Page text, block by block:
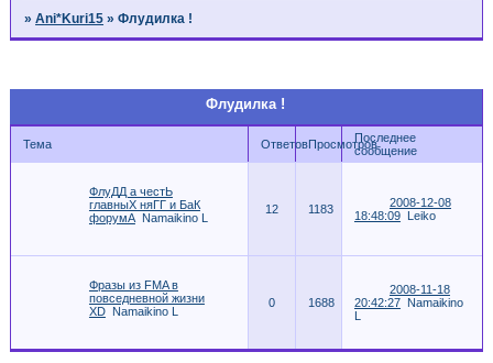
»Ani*Kuri15 »Флудилка !
Флудилка !
Тема ОтветовПросмотровПоследнее
сообщение
ФлуДД а честЬ
главныХ няГГ и БаК
форумА Namaikino L
12 1183
2008-12-08
18:48:09 Leiko
Фразы из FMA в
повседневной жизни
XD Namaikino L
0 1688
2008-11-18
20:42:27 Namaikino
L